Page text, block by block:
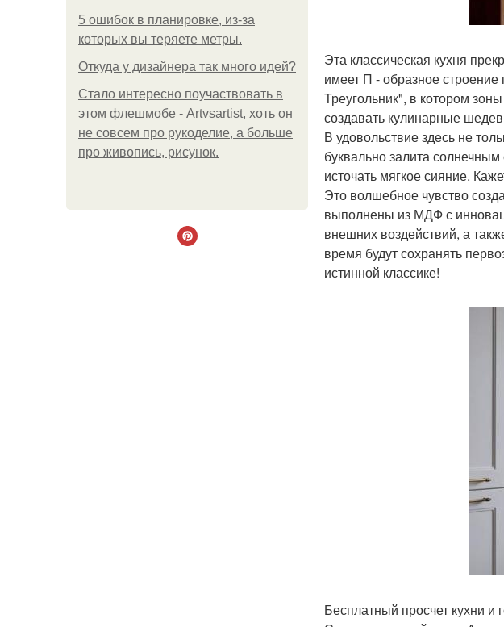
5 ошибок в планировке, из-за
которых вы теряете метры.
Откуда у дизайнера так много идей?
Стало интересно поучаствовать в
этом флешмобе - Artvsartist, хоть он
не совсем про рукоделие, а больше
про живопись, рисунок.
Эта классическая кухня
имеет П - образное
Треугольник", в котором
создавать кулинарные
В удовольствие здесь не
буквально залита
источать мягкое сияние.
Это волшебное чувство
выполнены из МДФ с
внешних воздействий, а
время будут сохранять
истинной классике!
Бесплатный просчет кухни и